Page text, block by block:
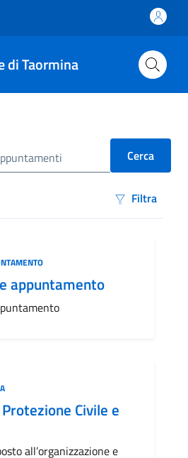
di Taormina
Filtra
appuntamento
Civile e
all’organizzazione e